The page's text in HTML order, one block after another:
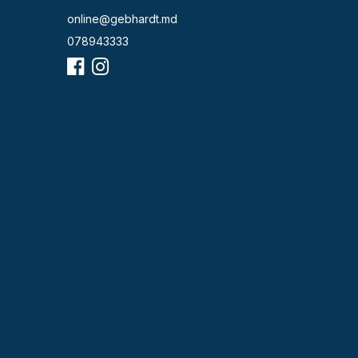
online@gebhardt.md
078943333